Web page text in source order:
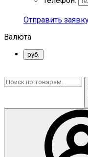
Отправить
Валюта
руб.